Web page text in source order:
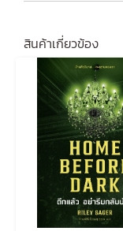
สินค้าเกี่ยวข้อง